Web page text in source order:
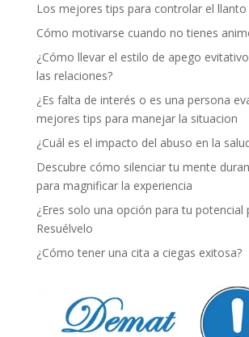
Los mejores tips para controlar el llanto
Cómo motivarse cuando no tienes
¿Cómo llevar el estilo de apego
las relaciones?
¿Es falta de interés o es una persona
mejores tips para manejar la situacion
¿Cuál es el impacto del abuso en la
Descubre cómo silenciar tu mente
para magnificar la experiencia
¿Eres solo una opción para tu potencial
Resuélvelo
¿Cómo tener una cita a ciegas exitosa?